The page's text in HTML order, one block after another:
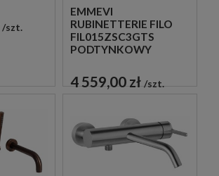
szt.
EMMEVI
RUBINETTERIE FILO
FIL015ZSC3GTS
PODTYNKOWY
PRYSZNICOWY
4 559,00 zł szt.